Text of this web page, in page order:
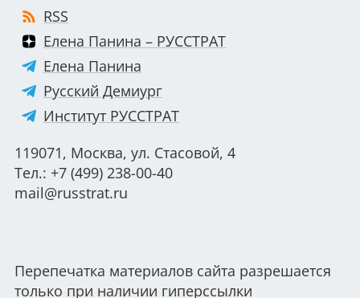
RSS
Елена Панина – РУССТРАТ
Елена Панина
Русский Демиург
Институт РУССТРАТ
119071, Москва, ул. Стасовой, 4
Тел.: +7 (499) 238-00-40
mail@russtrat.ru
Перепечатка материалов сайта разрешается
только при наличии гиперссылки